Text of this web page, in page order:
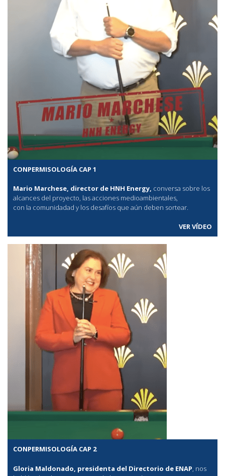
CONPERMISOLOGÍA CAP 1
Mario Marchese, director de HNH Energy, conversa sobre los
alcances del proyecto, las acciones medioambientales,
con la comunidadad y los desafíos que aún deben sortear.
VER VÍDEO
CONPERMISOLOGÍA CAP 2
Gloria Maldonado, presidenta del Directorio de ENAP, nos